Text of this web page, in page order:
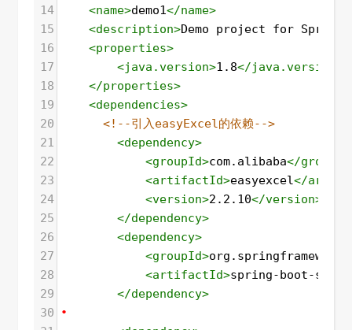
14
<name>demo1</name>
15
<description>Demo project for Spring
16
<properties>
17
<java.version>1.8</java.version
18
</properties>
19
<dependencies>
20
<!--引入easyExcel的依赖-->
21
<dependency>
22
<groupId>com.alibaba</groupId
23
<artifactId>easyexcel</
24
<version>2.2.10</version>
25
</dependency>
26
<dependency>
27
<groupId>
28
<artifactId>spring-boot-
29
</dependency>
30
•